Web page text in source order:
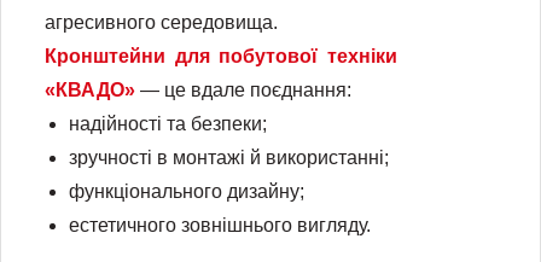
агресивного середовища.
Кронштейни для побутової техніки
«КВАДО» — це вдале поєднання:
надійності та безпеки;
зручності в монтажі й використанні;
функціонального дизайну;
естетичного зовнішнього вигляду.